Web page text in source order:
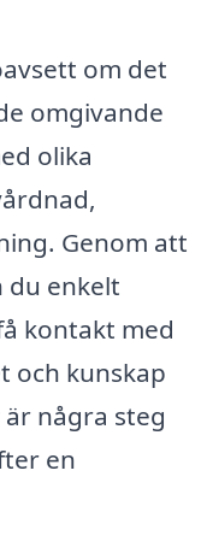
om det
omgivande
olika
Genom att
du enkelt
kontakt med
och kunskap
några steg
en